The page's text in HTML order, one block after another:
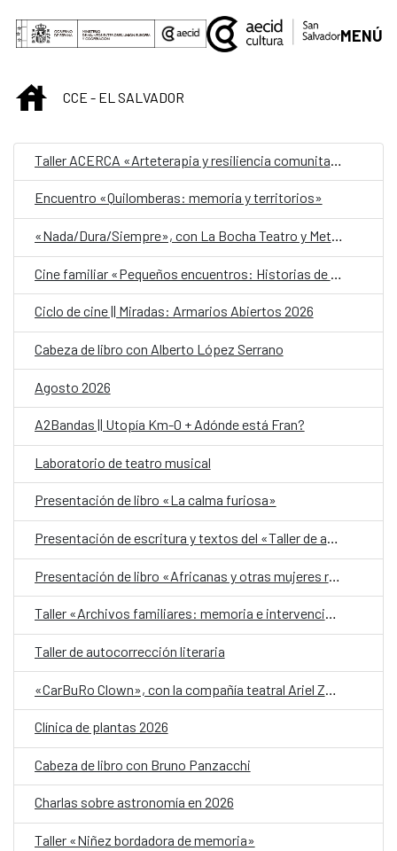
Saltar al contenido principal
MENÚ
INICIOCCE - EL SALVADOR
Encuentro «Quilomberas: memoria y territorios»
«Nada/Dura/Siempre», con La Bocha Teatro y Metafórica
Ciclo de cine || Miradas: Armarios Abiertos 2026
Cabeza de libro con Alberto López Serrano
Agosto 2026
A2Bandas || Utopía Km-0 + Adónde está Fran?
Laboratorio de teatro musical
Presentación de libro «La calma furiosa»
Presentación de escritura y textos del «Taller de autobiografía para mujeres 70+»
Presentación de libro «Africanas y otras mujeres racializadas»
Taller «Archivos familiares: memoria e intervención»
Taller de autocorrección literaria
Clínica de plantas 2026
Cabeza de libro con Bruno Panzacchi
Charlas sobre astronomía en 2026
Taller «Niñez bordadora de memoria»